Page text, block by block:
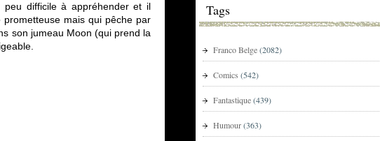
peu difficile à appréhender et il
mais qui pêche par
son jumeau Moon (qui prend la
Tags
Franco Belge(2082)
Comics (542)
Fantastique(439)
Humour(363)